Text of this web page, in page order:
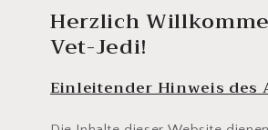
Herzlich
Vet-Jedi!
Einleitender Hinweis des